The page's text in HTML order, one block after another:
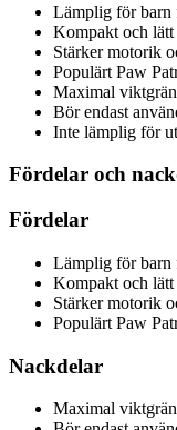
Lämplig för barn
Kompakt och lätt
Stärker motorik
Populärt Paw
Maximal
Bör endast
Inte lämplig för
Fördelar och
Fördelar
Lämplig för barn
Kompakt och lätt
Stärker motorik
Populärt Paw
Nackdelar
Maximal